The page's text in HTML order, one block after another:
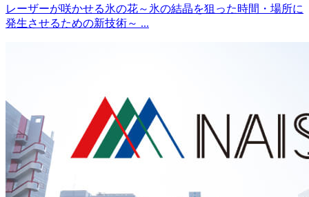
レーザーが咲かせる氷の花～氷の結晶を狙った時間・場所に
発生させるための新技術～ ...